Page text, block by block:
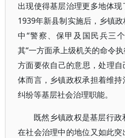
出现使得基层治理更多地体
1939年新县制实施后，乡镇
中“警察、保甲及国民兵三
其“一方面承上级机关的命令
方面要依自己的意思，处理
体而言，乡镇政权承担着维
纠纷等基层社会治理职能。
既然乡镇政权是基层行
在社会治理中的地位又如此